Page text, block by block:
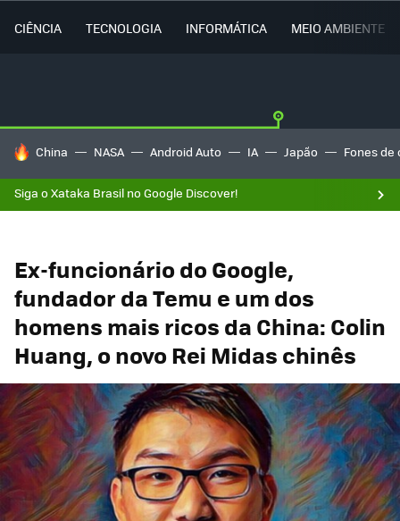
CIÊNCIA TECNOLOGIA INFORMÁTICA MEIO AMBIENTE
TENDÊNCIAS DO DIA
China NASA Android Auto IA Japão Fones de
Siga o Xataka Brasil no Google Discover!
Ex-funcionário do Google,
fundador da Temu e um dos
homens mais ricos da China: Colin
Huang, o novo Rei Midas chinês